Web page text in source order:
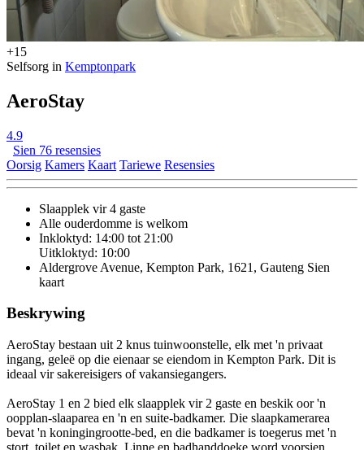
+15
Selfsorg in Kemptonpark
AeroStay
4.9
Sien 76 resensies
Oorsig Kamers Kaart Tariewe Resensies
Slaapplek vir 4 gaste
Alle ouderdomme is welkom
Inkloktyd: 14:00 tot 21:00
Uitkloktyd: 10:00
Aldergrove Avenue, Kempton Park, 1621, Gauteng Sien
kaart
Beskrywing
AeroStay bestaan uit 2 knus tuinwoonstelle, elk met 'n privaat
ingang, geleë op die eienaar se eiendom in Kempton Park. Dit is
ideaal vir sakereisigers of vakansiegangers.
AeroStay 1 en 2 bied elk slaapplek vir 2 gaste en beskik oor 'n
oopplan-slaaparea en 'n en suite-badkamer. Die slaapkamerarea
bevat 'n koningingrootte-bed, en die badkamer is toegerus met 'n